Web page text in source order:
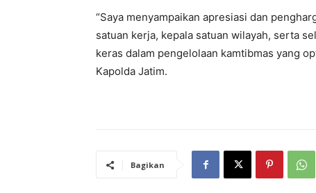
“Saya menyampaikan apresiasi dan
satuan kerja, kepala satuan wilayah, serta
keras dalam pengelolaan kamtibmas yang
Kapolda Jatim.
Bagikan